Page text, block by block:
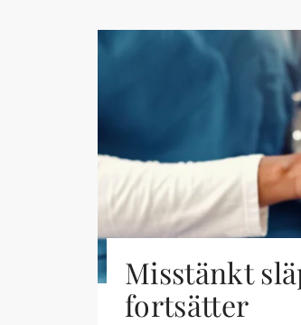
Misstänkt
fortsätter